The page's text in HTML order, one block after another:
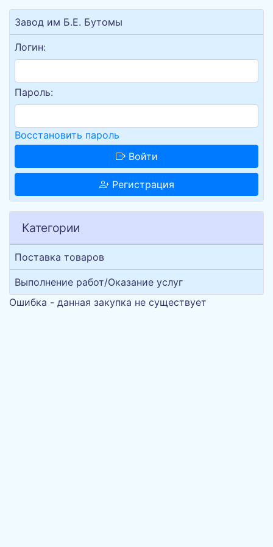
Завод им Б.Е. Бутомы
Логин:
Пароль:
Восстановить пароль
Войти
Регистрация
Категории
Поставка товаров
Выполнение работ/Оказание услуг
Ошибка - данная закупка не существует